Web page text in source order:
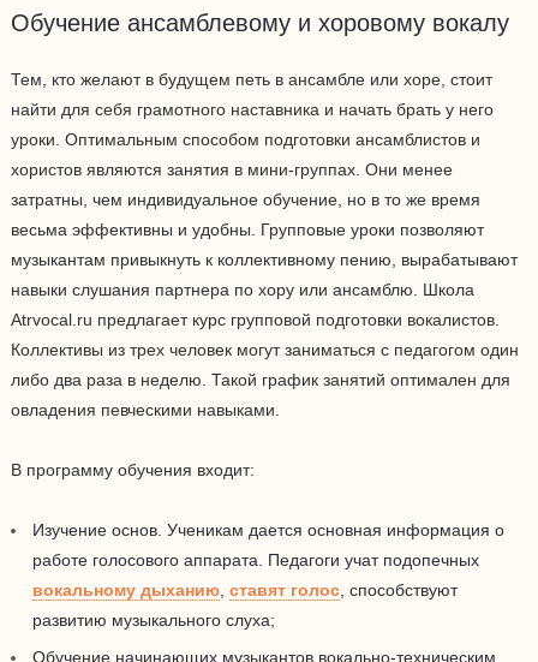
Обучение ансамблевому и хоровому вокалу
Тем, кто желают в будущем петь в ансамбле или хоре, стоит
найти для себя грамотного наставника и начать брать у него
уроки. Оптимальным способом подготовки ансамблистов и
хористов являются занятия в мини-группах. Они менее
затратны, чем индивидуальное обучение, но в то же время
весьма эффективны и удобны. Групповые уроки позволяют
музыкантам привыкнуть к коллективному пению, вырабатывают
навыки слушания партнера по хору или ансамблю. Школа
Atrvocal.ru предлагает курс групповой подготовки вокалистов.
Коллективы из трех человек могут заниматься с педагогом один
либо два раза в неделю. Такой график занятий оптимален для
овладения певческими навыками.
В программу обучения входит:
Изучение основ. Ученикам дается основная информация о
работе голосового аппарата. Педагоги учат подопечных
вокальному дыханию ставят голос , способствуют
развитию музыкального слуха;
Обучение начинающих музыкантов вокально-техническим